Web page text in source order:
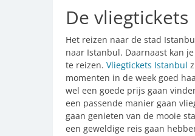
De vliegtickets
Het reizen naar de stad
naar Istanbul. Daarnaast kan
te reizen. Vliegtickets Istanbul
momenten in de week goed
wel een goede prijs gaan
een passende manier gaan
gaan genieten van de mooie
een geweldige reis gaan